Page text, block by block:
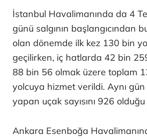
İstanbul Havalimanında da 4
günü salgının başlangıcından
olan dönemde ilk kez 130 bin
geçilirken, iç hatlarda 42 bin
88 bin 56 olmak üzere toplam
yolcuya hizmet verildi. Aynı gün
yapan uçak sayısını 926
Ankara Esenboğa